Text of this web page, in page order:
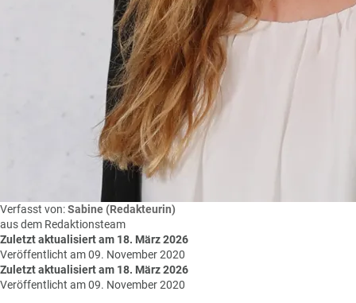
Verfasst von:Sabine (Redakteurin)
aus dem Redaktionsteam
Zuletzt aktualisiert am 18. März 2026
Veröffentlicht am 09. November 2020
Zuletzt aktualisiert am 18. März 2026
Veröffentlicht am 09. November 2020